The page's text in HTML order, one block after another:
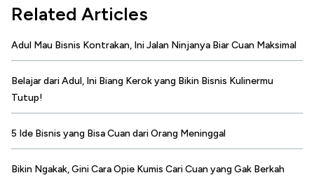
Related Articles
Adul Mau Bisnis Kontrakan, Ini Jalan Ninjanya Biar Cuan Maksimal
Belajar dari Adul, Ini Biang Kerok yang Bikin Bisnis Kulinermu
Tutup!
5 Ide Bisnis yang Bisa Cuan dari Orang Meninggal
Bikin Ngakak, Gini Cara Opie Kumis Cari Cuan yang Gak Berkah